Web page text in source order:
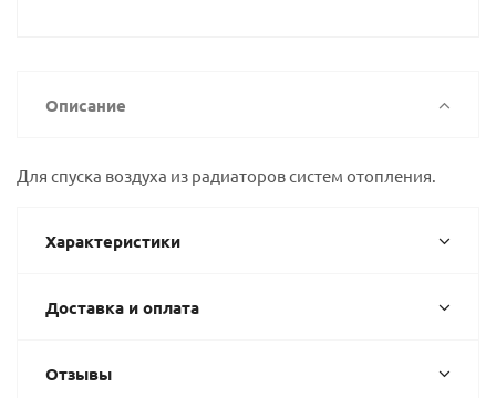
Описание
Для спуска воздуха из радиаторов систем отопления.
Характеристики
Доставка и оплата
Отзывы